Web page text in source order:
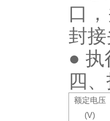
口
封
● 执
四
额定电压
(V)